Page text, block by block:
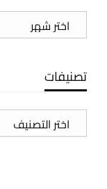
الأرشيف
تصنيفات
تصنيفات